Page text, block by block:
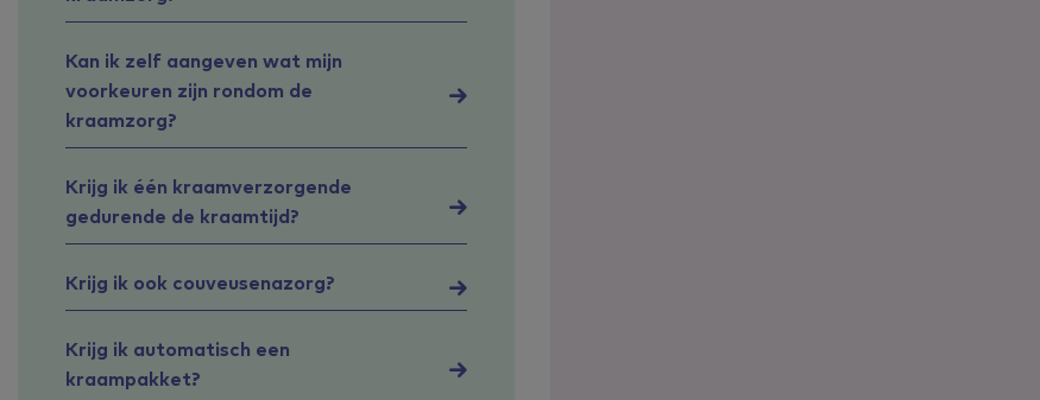
Kan ik zelf aangeven wat mijn
voorkeuren zijn rondom de
kraamzorg?
Krijg ik één kraamverzorgende
gedurende de kraamtijd?
Krijg ik ook couveusenazorg?
Krijg ik automatisch een
kraampakket?